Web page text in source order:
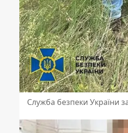
Служба безпеки України